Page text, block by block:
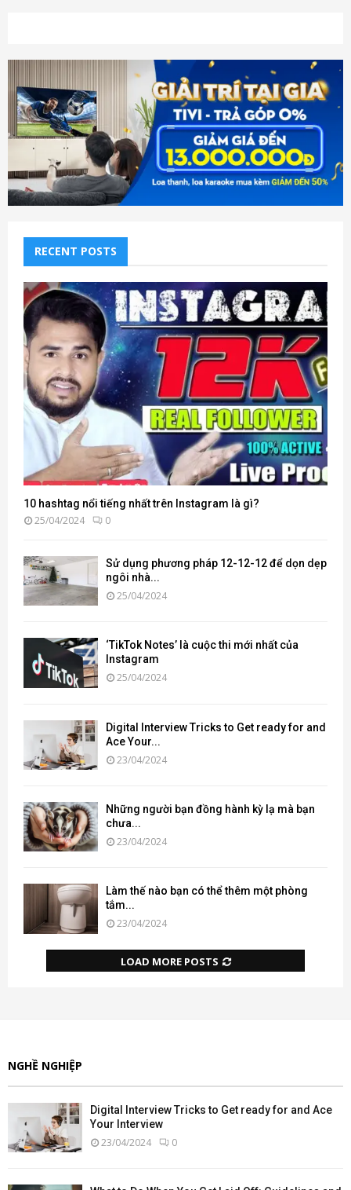
RECENT POSTS
10 hashtag nổi tiếng nhất trên Instagram là gì?
25/04/2024 0
Sử dụng phương pháp 12-12-12 để dọn dẹp
ngôi nhà...
25/04/2024
‘TikTok Notes’ là cuộc thi mới nhất của
Instagram
25/04/2024
Digital Interview Tricks to Get ready for and
Ace Your...
23/04/2024
Những người bạn đồng hành kỳ lạ mà bạn
chưa...
23/04/2024
Làm thế nào bạn có thể thêm một phòng
tắm...
23/04/2024
LOAD MORE POSTS
NGHỀ NGHIỆP
Digital Interview Tricks to Get ready for and Ace
Your Interview
23/04/2024 0